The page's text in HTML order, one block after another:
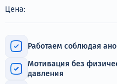
Цены
Контакты
Цена:
Работаем соблюдая
Мотивация без
давления